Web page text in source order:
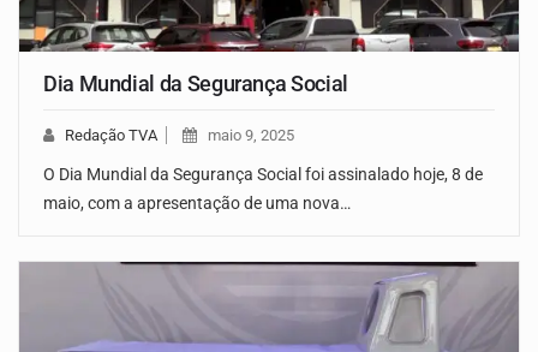
Dia Mundial da Segurança Social
Redação TVA maio 9, 2025
O Dia Mundial da Segurança Social foi assinalado hoje, 8 de
maio, com a apresentação de uma nova…